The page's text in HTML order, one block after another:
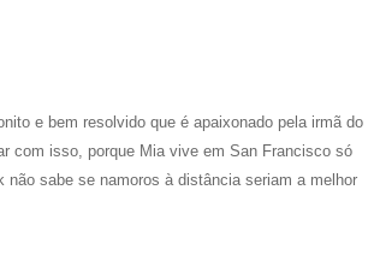
e bem resolvido que é apaixonado pela irmã do
com isso, porque Mia vive em San Francisco só
sabe se namoros à distância seriam a melhor